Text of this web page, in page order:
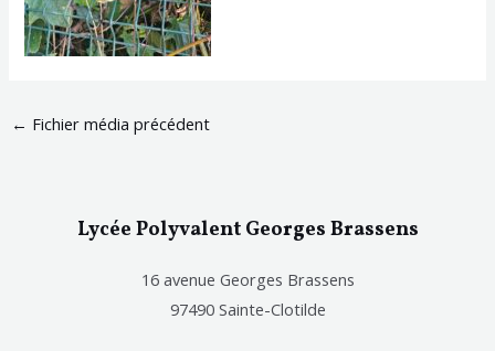
← Fichier média précédent
Lycée Polyvalent Georges Brassens
16 avenue Georges Brassens
97490 Sainte-Clotilde